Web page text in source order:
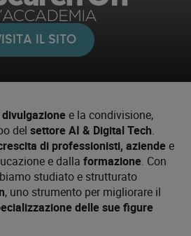
IL SITO
divulgazionee la condivisione,
del settore AI & Digital Tech.
di professionisti, aziendee
e dalla formazione. Con
studiato e strutturato
, uno strumento per migliorare il
delle sue figure